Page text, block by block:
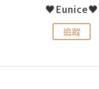
♥Eunice♥
追蹤